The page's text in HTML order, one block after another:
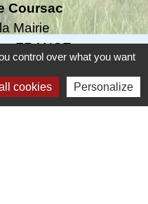
Coursac
Mairie
- FRANCE
61 61
uniquement en
control over what you want
cookies Personalize